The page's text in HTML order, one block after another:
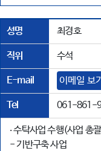
성명 최경호
직위 수석
E-mail 이메일 보기
Tel 061-861-
‧ 수탁사업 수행(사업 총
- 기반구축 사업